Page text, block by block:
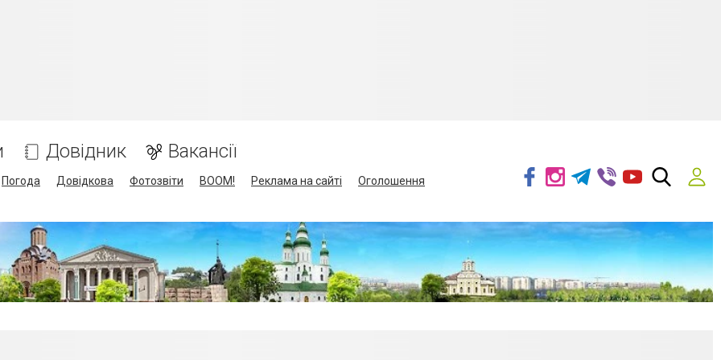
Довідник Вакансії
Погода Довідкова Фотозвіти BOOM! Реклама на сайті Оголошення